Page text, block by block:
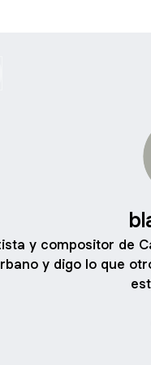
y compositor de
y digo lo que